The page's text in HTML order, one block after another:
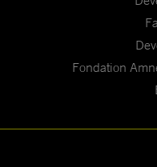
Fondation